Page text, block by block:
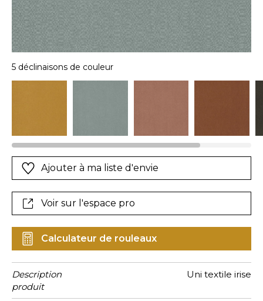
5 déclinaisons de couleur
Ajouter à ma liste d'envie
Voir sur l'espace pro
Calculateur de rouleaux
Description
produit
Uni textile irise